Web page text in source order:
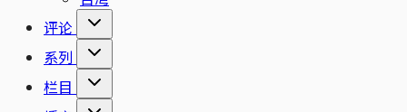
评论
系列
栏目